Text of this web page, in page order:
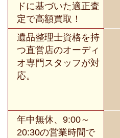
ドに基づいた適正査
定で高額買取！
遺品整理士資格を持
つ直営店のオーディ
オ専門スタッフが対
応。
年中無休、9:00～
20:30の営業時間で